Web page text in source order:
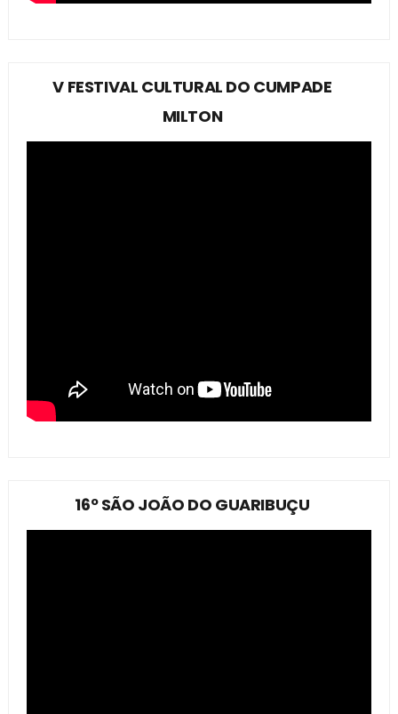
V FESTIVAL CULTURAL DO CUMPADE
MILTON
16º SÃO JOÃO DO GUARIBUÇU